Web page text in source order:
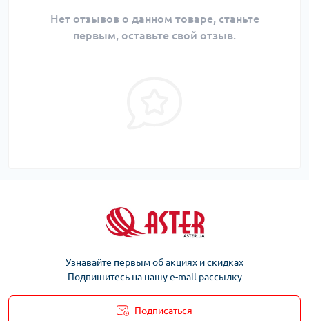
Нет отзывов о данном товаре, станьте
первым, оставьте свой отзыв.
Узнавайте первым об акциях и скидках
Подпишитесь на нашу e-mail рассылку
Подписаться